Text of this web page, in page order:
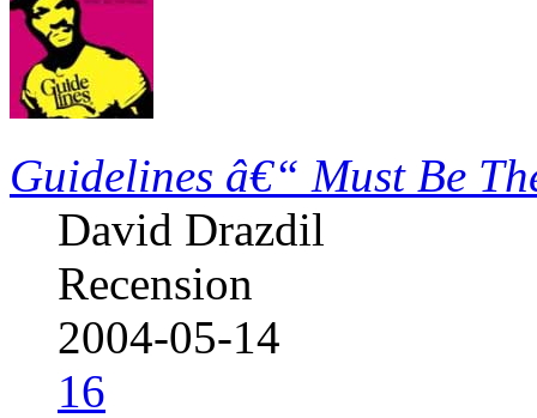
Guidelines â€“ Must Be
David Drazdil
Recension
2004-05-14
16